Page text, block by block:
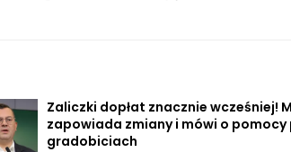
Zaliczki dopłat znacznie wcześniej!
zapowiada zmiany i mówi o pomocy
gradobiciach